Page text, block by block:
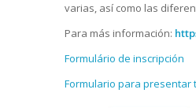
varias, así como las
Para más información:
Formulário de inscripción
Formulario para presentar